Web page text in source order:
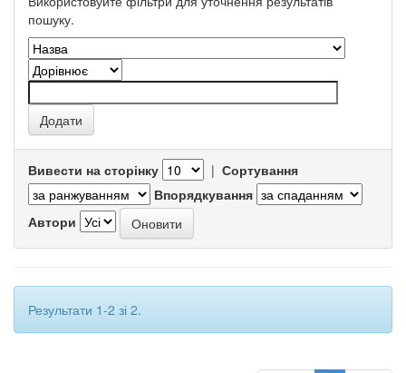
пошуку.
Вивести на сторінку | Сортування
Впорядкування
Автори
Результати 1-2 зі 2.